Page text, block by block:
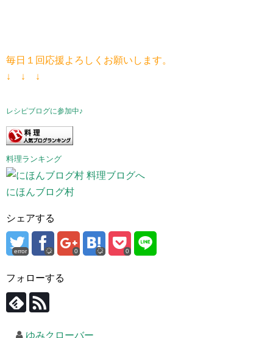
毎日１回応援よろしくお願いします。
↓ ↓ ↓
レシピブログに参加中♪
料理ランキング
にほんブログ村
シェアする
error 0 0
フォローする
ゆみクローバー